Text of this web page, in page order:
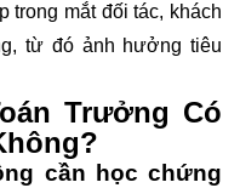
trong mắt đối tác, khách
từ đó ảnh hưởng tiêu
Trưởng Có
cần học chứng